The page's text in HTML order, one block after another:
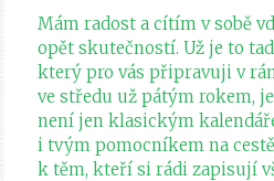
Mám radost a cítím v sobě
opět skutečností. Už je to
který pro vás připravuji v
ve středu už pátým rokem,
není jen klasickým
i tvým pomocníkem na
k těm, kteří si rádi zapisují